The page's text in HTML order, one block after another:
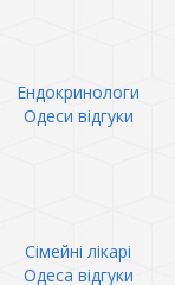
Ендокринологи
Одеси відгуки
Сімейні лікарі
Одеса відгуки